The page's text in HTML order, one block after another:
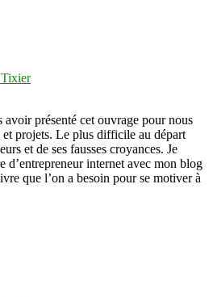
avoir présenté cet ouvrage pour nous
et projets. Le plus difficile au départ
et de ses fausses croyances. Je
d’entrepreneur internet avec mon blog
que l’on a besoin pour se motiver à